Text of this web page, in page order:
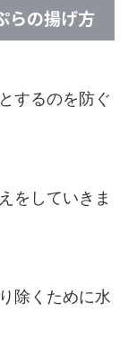
らの揚げ方
するのを防ぐ
をしていきま
除くために水